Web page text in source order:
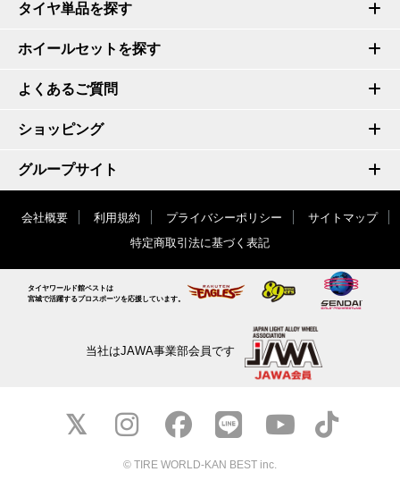
タイヤ単品を探す
ホイールセットを探す
よくあるご質問
ショッピング
グループサイト
会社概要 利用規約 プライバシーポリシー
サイトマップ
特定商取引法に基づく表記
タイヤワールド館ベストは
宮城で活躍するプロスポーツを応援しています。
当社はJAWA事業部会員です
© TIRE WORLD-KAN BEST inc.